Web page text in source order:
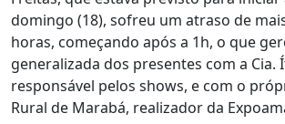
domingo (18), sofreu um atraso de
horas, começando após a 1h, o que
generalizada dos presentes com a Cia.
responsável pelos shows, e com o
Rural de Marabá, realizador da